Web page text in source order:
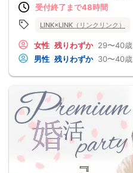
受付終了まで48時間
LINK×LINK（リンクリンク）
女性 残りわずか 29〜40歳
男性 残りわずか 30〜40歳